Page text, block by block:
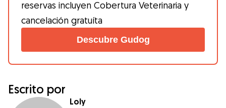
reservas incluyen Cobertura Veterinaria y
cancelación gratuíta
Descubre Gudog
Escrito por
Loly